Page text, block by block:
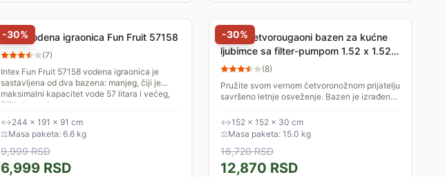
-30%
Intex vodena igraonica Fun Fruit 57158
(7)
Intex Fun Fruit 57158 vodena igraonica je
sastavljena od dva bazena: manjeg, čiji je
maksimalni kapacitet vode 57 litara i većeg,
čiji je kapacitet...
↔244 × 191 × 91 cm
⚖Masa paketa: 6.6 kg
9,999RSD
6,999 RSD
-30%
Intex Četvorougaoni bazen za kućne
ljubimce sa filter-pumpom 1.52 x 1.52 x
0.3m 48402NP
(8)
Pružite svom vernom četvoronožnom prijatelju
savršeno letnje osveženje. Bazen je izrađen
dolazi u...
↔152 × 152 × 30 cm
⚖Masa paketa: 15.0 kg
16,720RSD
12,870 RSD